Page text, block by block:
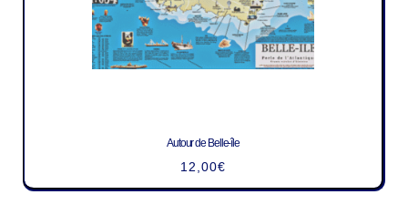
Autour de Belle-île
12,00€